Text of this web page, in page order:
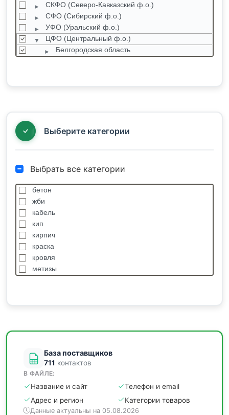
СКФО (Северо-Кавказский ф.о.)
СФО (Сибирский ф.о.)
УФО (Уральский ф.о.)
ЦФО (Центральный ф.о.)
Белгородская область
Выберите категории
Выбрать все категории
бетон
жби
кабель
кип
кирпич
краска
кровля
метизы
База поставщиков
711 контактов
В ФАЙЛЕ:
Название и сайт
Телефон и email
Адрес и регион
Категории товаров
Данные актуальны на 05.08.2026